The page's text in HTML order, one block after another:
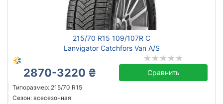
215/70 R15 109/107R C
Lanvigator Catchfors Van A/S
2870-3220 ₴ Сравнить
Типоразмер: 215/70 R15
Сезон: всесезонная